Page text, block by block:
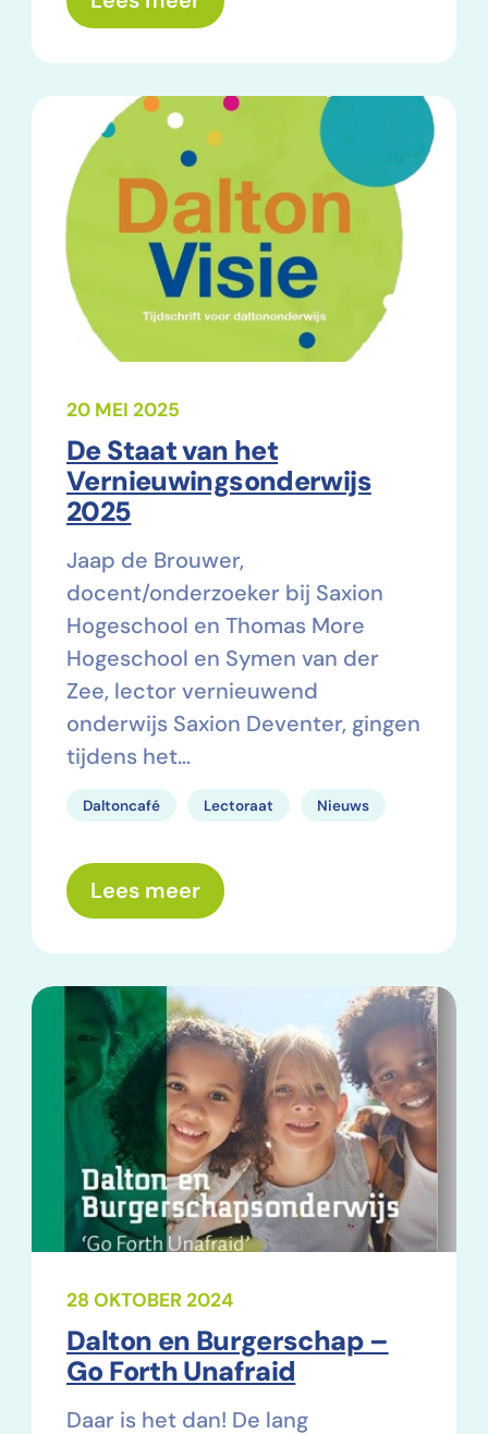
De Staat van het
Vernieuwingsonderwijs
2025
20 MEI 2025
Jaap de Brouwer,
docent/onderzoeker bij Saxion
Hogeschool en Thomas More
Hogeschool en Symen van der
Zee, lector vernieuwend
onderwijs Saxion Deventer, gingen
tijdens het…
Daltoncafé Lectoraat Nieuws
Lees meerover: De Staat van het
Dalton en Burgerschap –
Go Forth Unafraid
28 OKTOBER 2024
Daar is het dan! De lang